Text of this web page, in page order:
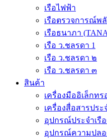
เรือไฟฟ้า
เรือตรวจการณ์พ
เรือธนาภา
เรือ ว.ชลรดา 1
เรือ ว.ชลรดา ๒
เรือ ว.ชลรดา ๓
สินค้า
เครื่องมืออิเล็กท
เครื่องสื่อสารประ
อุปกรณ์ประจำเรื
อุปกรณ์ความปลอ